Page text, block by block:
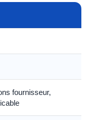
fournisseur,